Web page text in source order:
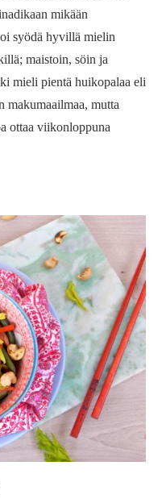
mikään
syödä hyvillä mielin
maistoin, söin ja
mieli pientä huikopalaa eli
makumaailmaa, mutta
ottaa viikonloppuna